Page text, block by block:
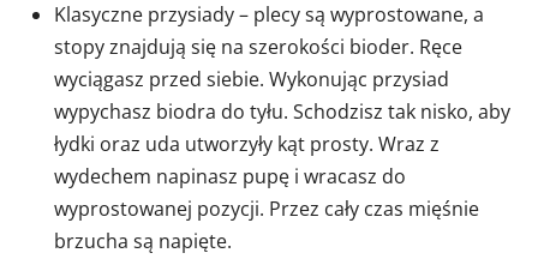
Klasyczne przysiady – plecy są wyprostowane, a
stopy znajdują się na szerokości bioder. Ręce
wyciągasz przed siebie. Wykonując przysiad
wypychasz biodra do tyłu. Schodzisz tak nisko, aby
łydki oraz uda utworzyły kąt prosty. Wraz z
wydechem napinasz pupę i wracasz do
wyprostowanej pozycji. Przez cały czas mięśnie
brzucha są napięte.